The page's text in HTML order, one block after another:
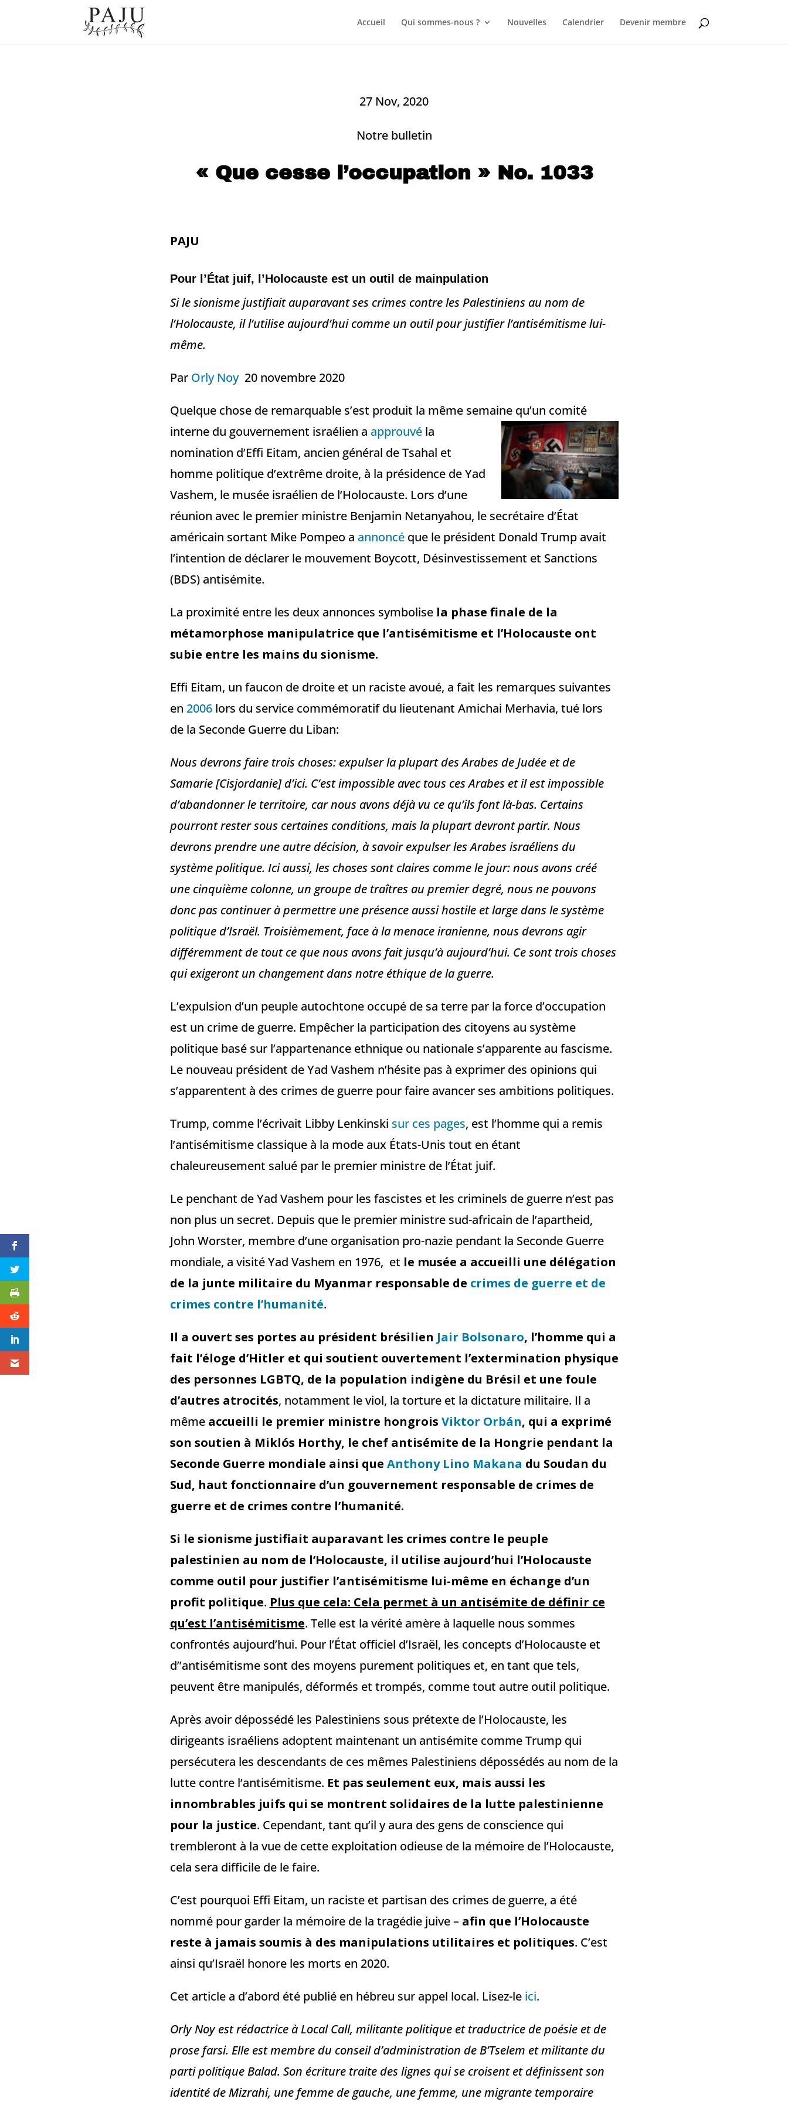
Accueil Qui sommes-nous ? Nouvelles Calendrier Devenir membre
27 Nov, 2020
Notre bulletin
« Que cesse l’occupation » No. 1033
PAJU
Pour l’État juif, l’Holocauste est un outil de mainpulation
Si le sionisme justifiait auparavant ses crimes contre les Palestiniens au nom de
l’Holocauste, il l’utilise aujourd’hui comme un outil pour justifier l’antisémitisme lui-
même.
Par Orly Noy20 novembre 2020
Quelque chose de remarquable s’est produit la même semaine qu’un comité
interne du gouvernement israélien a approuvéla
nomination d’Effi Eitam, ancien général de Tsahal et
homme politique d’extrême droite, à la présidence de Yad
Vashem, le musée israélien de l’Holocauste. Lors d’une
réunion avec le premier ministre Benjamin Netanyahou, le secrétaire d’État
américain sortant Mike Pompeo a annoncéque le président Donald Trump avait
l’intention de déclarer le mouvement Boycott, Désinvestissement et Sanctions
(BDS) antisémite.
La proximité entre les deux annonces symbolise la phase finale de la
métamorphose manipulatrice que l’antisémitisme et l’Holocauste ont
subie entre les mains du sionisme.
Effi Eitam, un faucon de droite et un raciste avoué, a fait les remarques suivantes
en 2006lors du service commémoratif du lieutenant Amichai Merhavia, tué lors
de la Seconde Guerre du Liban:
Nous devrons faire trois choses: expulser la plupart des Arabes de Judée et de
Samarie [Cisjordanie] d’ici. C’est impossible avec tous ces Arabes et il est impossible
d’abandonner le territoire, car nous avons déjà vu ce qu’ils font là-bas. Certains
pourront rester sous certaines conditions, mais la plupart devront partir. Nous
devrons prendre une autre décision, à savoir expulser les Arabes israéliens du
système politique. Ici aussi, les choses sont claires comme le jour: nous avons créé
une cinquième colonne, un groupe de traîtres au premier degré, nous ne pouvons
donc pas continuer à permettre une présence aussi hostile et large dans le système
politique d’Israël. Troisièmement, face à la menace iranienne, nous devrons agir
différemment de tout ce que nous avons fait jusqu’à aujourd’hui. Ce sont trois choses
qui exigeront un changement dans notre éthique de la guerre.
L’expulsion d’un peuple autochtone occupé de sa terre par la force d’occupation
est un crime de guerre. Empêcher la participation des citoyens au système
politique basé sur l’appartenance ethnique ou nationale s’apparente au fascisme.
Le nouveau président de Yad Vashem n’hésite pas à exprimer des opinions qui
s’apparentent à des crimes de guerre pour faire avancer ses ambitions politiques.
Trump, comme l’écrivait Libby Lenkinski sur ces pages, est l’homme qui a remis
l’antisémitisme classique à la mode aux États-Unis tout en étant
chaleureusement salué par le premier ministre de l’État juif.
Le penchant de Yad Vashem pour les fascistes et les criminels de guerre n’est pas
non plus un secret. Depuis que le premier ministre sud-africain de l’apartheid,
John Worster, membre d’une organisation pro-nazie pendant la Seconde Guerre
mondiale, a visité Yad Vashem en 1976, et le musée a accueilli une délégation
de la junte militaire du Myanmar responsable de crimes de guerre et de
crimes contre l’humanité.
Il a ouvert ses portes au président brésilien Jair Bolsonaro, l’homme qui a
fait l’éloge d’Hitler et qui soutient ouvertement l’extermination physique
des personnes LGBTQ, de la population indigène du Brésil et une foule
d’autres atrocités, notamment le viol, la torture et la dictature militaire. Il a
même accueilli le premier ministre hongrois Viktor Orbán, qui a exprimé
son soutien à Miklós Horthy, le chef antisémite de la Hongrie pendant la
Seconde Guerre mondiale ainsi que Anthony Lino Makana du Soudan du
Sud, haut fonctionnaire d’un gouvernement responsable de crimes de
guerre et de crimes contre l’humanité.
Si le sionisme justifiait auparavant les crimes contre le peuple
palestinien au nom de l’Holocauste, il utilise aujourd’hui l’Holocauste
comme outil pour justifier l’antisémitisme lui-même en échange d’un
profit politique. Plus que cela: Cela permet à un antisémite de définir ce
qu’est l’antisémitisme. Telle est la vérité amère à laquelle nous sommes
confrontés aujourd’hui. Pour l’État officiel d’Israël, les concepts d’Holocauste et
d’’antisémitisme sont des moyens purement politiques et, en tant que tels,
peuvent être manipulés, déformés et trompés, comme tout autre outil politique.
Après avoir dépossédé les Palestiniens sous prétexte de l’Holocauste, les
dirigeants israéliens adoptent maintenant un antisémite comme Trump qui
persécutera les descendants de ces mêmes Palestiniens dépossédés au nom de la
lutte contre l’antisémitisme. Et pas seulement eux, mais aussi les
innombrables juifs qui se montrent solidaires de la lutte palestinienne
pour la justice. Cependant, tant qu’il y aura des gens de conscience qui
trembleront à la vue de cette exploitation odieuse de la mémoire de l’Holocauste,
cela sera difficile de le faire.
C’est pourquoi Effi Eitam, un raciste et partisan des crimes de guerre, a été
nommé pour garder la mémoire de la tragédie juive – afin que l’Holocauste
reste à jamais soumis à des manipulations utilitaires et politiques. C’est
ainsi qu’Israël honore les morts en 2020.
Cet article a d’abord été publié en hébreu sur appel local. Lisez-le ici.
Orly Noy est rédactrice à Local Call, militante politique et traductrice de poésie et de
prose farsi. Elle est membre du conseil d’administration de B’Tselem et militante du
parti politique Balad. Son écriture traite des lignes qui se croisent et définissent son
identité de Mizrahi, une femme de gauche, une femme, une migrante temporaire